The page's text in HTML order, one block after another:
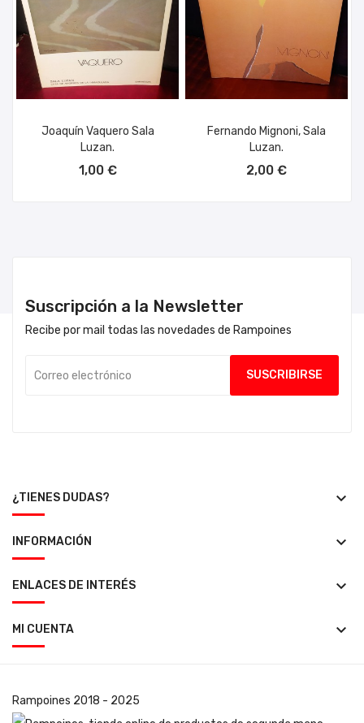
Joaquín Vaquero Sala
Luzan.
1,00 €
Fernando Mignoni, Sala
Luzan.
2,00 €
Suscripción a la Newsletter
Recibe por mail todas las novedades de Rampoines
¿TIENES DUDAS? keyboard_arrow_down
INFORMACIÓN keyboard_arrow_down
ENLACES DE INTERÉS keyboard_arrow_down
MI CUENTA keyboard_arrow_down
Rampoines 2018 - 2025